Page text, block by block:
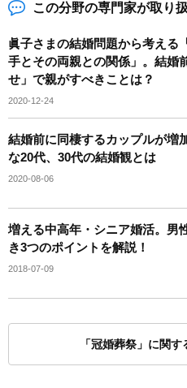
この分野の専門家が取り
眞子さまの結婚問題から考える
手とその両親との関係」。結婚
せ」で親がすべきことは？
2020-12-24
結婚前に同棲するカップルが
な20代、30代の結婚観とは
2020-08-06
増える中高年・シニア婚活。男
き3つのポイントを解説！
2018-07-09
「冠婚葬祭」に関